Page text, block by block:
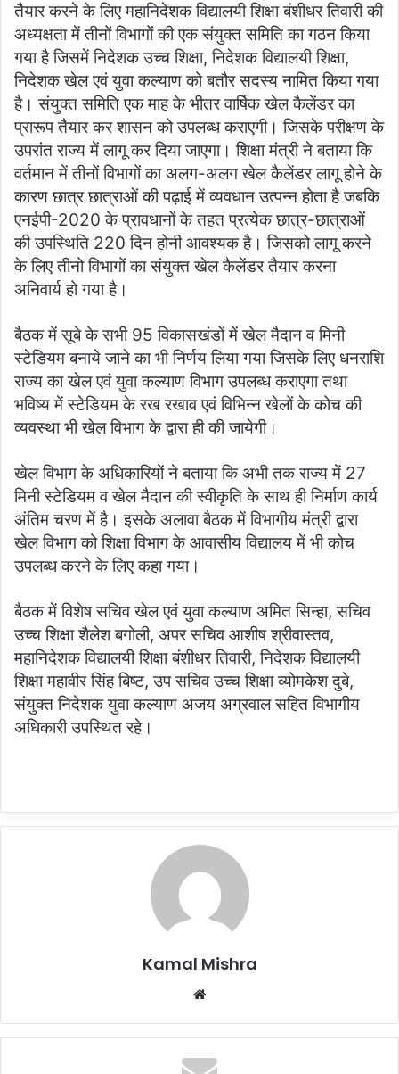
तैयार करने के लिए महानिदेशक विद्यालयी शिक्षा बंशीधर तिवारी की
अध्यक्षता में तीनों विभागों की एक संयुक्त समिति का गठन किया
गया है जिसमें निदेशक उच्च शिक्षा, निदेशक विद्यालयी शिक्षा,
निदेशक खेल एवं युवा कल्याण को बतौर सदस्य नामित किया गया
है। संयुक्त समिति एक माह के भीतर वार्षिक खेल कैलेंडर का
प्रारूप तैयार कर शासन को उपलब्ध कराएगी। जिसके परीक्षण के
उपरांत राज्य में लागू कर दिया जाएगा। शिक्षा मंत्री ने बताया कि
वर्तमान में तीनों विभागों का अलग-अलग खेल कैलेंडर लागू होने के
कारण छात्र छात्राओं की पढ़ाई में व्यवधान उत्पन्न होता है जबकि
एनईपी-2020 के प्रावधानों के तहत प्रत्येक छात्र-छात्राओं
की उपस्थिति 220 दिन होनी आवश्यक है। जिसको लागू करने
के लिए तीनो विभागों का संयुक्त खेल कैलेंडर तैयार करना
अनिवार्य हो गया है।
बैठक में सूबे के सभी 95 विकासखंडों में खेल मैदान व मिनी
स्टेडियम बनाये जाने का भी निर्णय लिया गया जिसके लिए धनराशि
राज्य का खेल एवं युवा कल्याण विभाग उपलब्ध कराएगा तथा
भविष्य में स्टेडियम के रख रखाव एवं विभिन्न खेलों के कोच की
व्यवस्था भी खेल विभाग के द्वारा ही की जायेगी।
खेल विभाग के अधिकारियों ने बताया कि अभी तक राज्य में 27
मिनी स्टेडियम व खेल मैदान की स्वीकृति के साथ ही निर्माण कार्य
अंतिम चरण में है। इसके अलावा बैठक में विभागीय मंत्री द्वारा
खेल विभाग को शिक्षा विभाग के आवासीय विद्यालय में भी कोच
उपलब्ध करने के लिए कहा गया।
बैठक में विशेष सचिव खेल एवं युवा कल्याण अमित सिन्हा, सचिव
उच्च शिक्षा शैलेश बगोली, अपर सचिव आशीष श्रीवास्तव,
महानिदेशक विद्यालयी शिक्षा बंशीधर तिवारी, निदेशक विद्यालयी
शिक्षा महावीर सिंह बिष्ट, उप सचिव उच्च शिक्षा व्योमकेश दुबे,
संयुक्त निदेशक युवा कल्याण अजय अग्रवाल सहित विभागीय
अधिकारी उपस्थित रहे।
Kamal Mishra
Website